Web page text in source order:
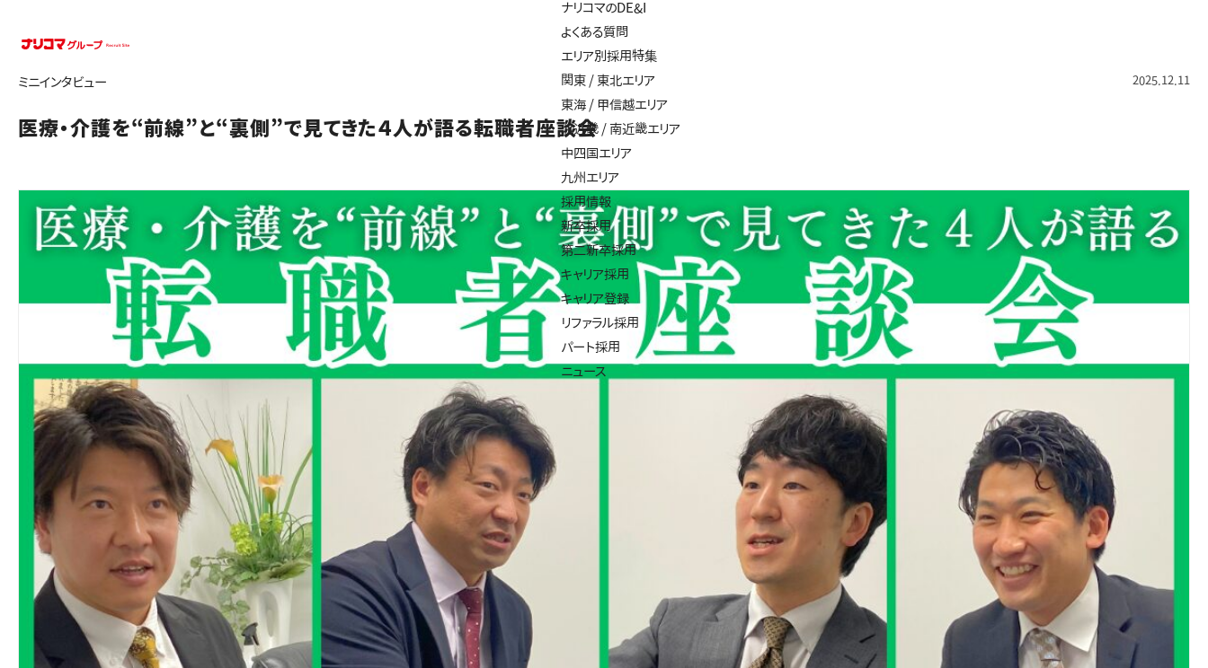
ナリコマのDE&I
よくある質問
エリア別採用特集
関東 / 東北エリア
東海 / 甲信越エリア
北近畿 / 南近畿エリア
中四国エリア
九州エリア
採用情報
新卒採用
第二新卒採用
キャリア採用
キャリア登録
リファラル採用
パート採用
ニュース
ミニインタビュー 2025.12.11
医療・介護を“前線”と“裏側”で見てきた４人が語る転職者座談会